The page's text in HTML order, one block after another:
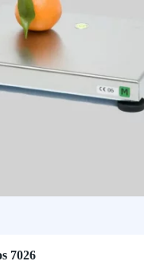
7026